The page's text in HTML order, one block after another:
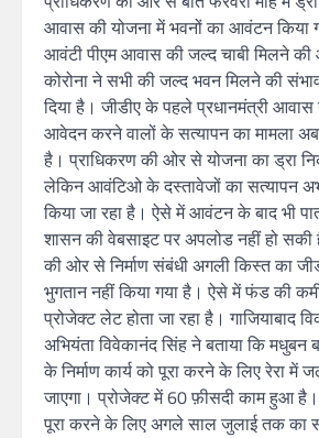
आवास की योजना में भवनों का आवंटन किया
आवंटी पीएम आवास की जल्द चाबी मिलने
कोरोना ने सभी की जल्द भवन मिलने की
दिया है। जीडीए के पहले प्रधानमंत्री
आवेदन करने वालों के सत्यापन का मामला
है। प्राधिकरण की ओर से योजना का ड्रा
लेकिन आवंटिओ के दस्तावेजों का सत्यापन
किया जा रहा है। ऐसे में आवंटन के बाद भी
शासन की वेबसाइट पर अपलोड नहीं हो
की ओर से निर्माण संबंधी अगली किस्त का
भुगतान नहीं किया गया है। ऐसे में फंड की
प्रोजेक्ट लेट होता जा रहा है। गाजियाबाद
अभियंता विवेकानंद सिंह ने बताया कि मधुबन
के निर्माण कार्य को पूरा करने के लिए रेरा में
जाएगा। प्रोजेक्ट में 60 फ़ीसदी काम हुआ
पूरा करने के लिए अगले साल जुलाई तक का